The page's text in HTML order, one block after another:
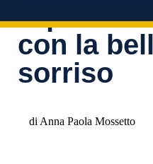
con la
sorriso
di Anna Paola Mossetto